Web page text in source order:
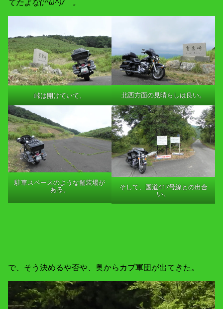
峠は開けていて、 北西方面の見晴らしは良い。
駐車スペースのような舗装場が
ある。 そして、国道417号線との出合
い。
で、そう決めるや否や、奥からカブ軍団が出てきた。